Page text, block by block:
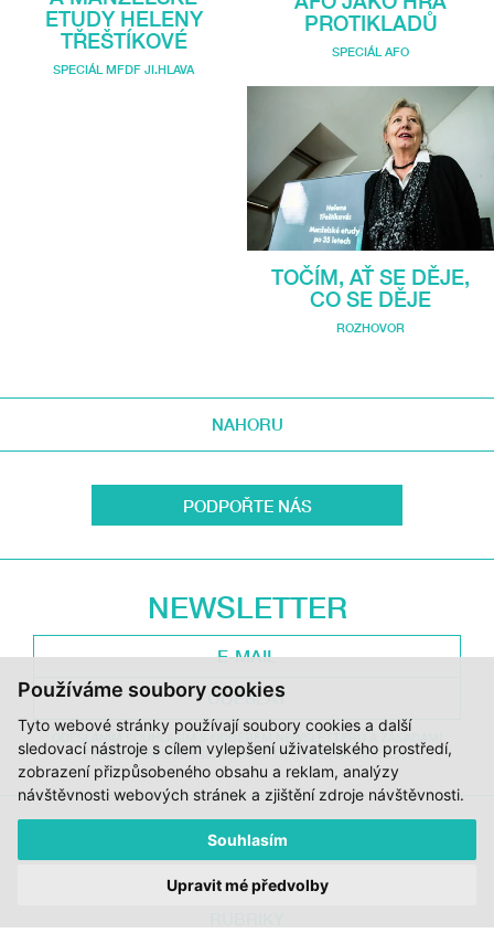
Používáme soubory cookies
Tyto webové stránky používají soubory cookies a další
sledovací nástroje s cílem vylepšení uživatelského prostředí,
zobrazení přizpůsobeného obsahu a reklam, analýzy
návštěvnosti webových stránek a zjištění zdroje návštěvnosti.
Souhlasím
Upravit mé předvolby
ETUDY HELENY
TŘEŠTÍKOVÉ
SPECIÁL MFDF JI.HLAVA
PROTIKLADŮ
SPECIÁL AFO
TOČÍM, AŤ SE DĚJE,
CO SE DĚJE
ROZHOVOR
NAHORU
PODPOŘTE NÁS
NEWSLETTER
ODESLAT
ODESLÁNÍM SOUHLASÍM S ODBĚREM NEWSLETTERU A ZÁSADAMI
ZPRACOVÁNÍ OSOBNÍCH ÚDAJŮ DOC.DREAM. VÍCE ZDE.
DOK.REVUE